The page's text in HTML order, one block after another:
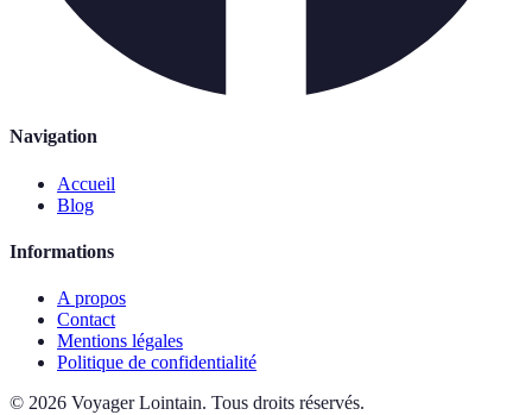
Navigation
Accueil
Blog
Informations
A propos
Contact
Mentions légales
Politique de confidentialité
© 2026 Voyager Lointain. Tous droits réservés.